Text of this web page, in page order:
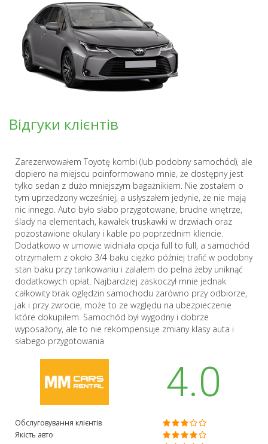
Відгуки клієнтів
Zarezerwowałem Toyotę kombi (lub podobny samochód), ale
dopiero na miejscu poinformowano mnie, że dostępny jest
tylko sedan z dużo mniejszym bagażnikiem. Nie zostałem o
tym uprzedzony wcześniej, a usłyszałem jedynie, że nie mają
nic innego. Auto było słabo przygotowane, brudne wnętrze,
ślady na elementach, kawałek truskawki w drzwiach oraz
pozostawione okulary i kable po poprzednim kliencie.
Dodatkowo w umowie widniała opcja full to full, a samochód
otrzymałem z około 3/4 baku ciężko później trafić w podobny
stan baku przy tankowaniu i zalałem do pełna żeby uniknąć
dodatkowych opłat. Najbardziej zaskoczył mnie jednak
całkowity brak oględzin samochodu zarówno przy odbiorze,
jak i przy zwrocie, może to ze względu na ubezpieczenie
które dokupiłem. Samochód był wygodny i dobrze
wyposażony, ale to nie rekompensuje zmiany klasy auta i
słabego przygotowania
4.0
Обслуговування клієнтів
Якість авто